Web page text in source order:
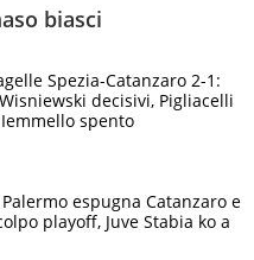
biasci
Spezia-Catanzaro 2-1:
decisivi, Pigliacelli
spento
espugna Catanzaro e
playoff, Juve Stabia ko a